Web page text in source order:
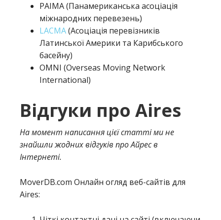
PAIMA (Панамериканська асоціація
міжнародних перевезень)
LACMA(Асоціація перевізників
Латинської Америки та Карибського
басейну)
OMNI (Overseas Moving Network
International)
Відгуки про Aires
На момент написання цієї статті ми не
знайшли жодних відгуків про Айрес в
Інтернеті.
MoverDB.com Онлайн огляд веб-сайтів для
Aires: